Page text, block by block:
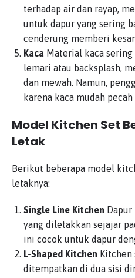
terhadap air dan rayap,
untuk dapur yang sering
cenderung memberi
Kaca Material kaca
lemari atau backsplash,
dan mewah. Namun,
karena kaca mudah
Model Kitchen Set
Letak
Berikut beberapa model
letaknya:
Single Line Kitchen
yang diletakkan sejajar
ini cocok untuk dapur
L-Shaped Kitchen Kitchen
ditempatkan di dua sisi